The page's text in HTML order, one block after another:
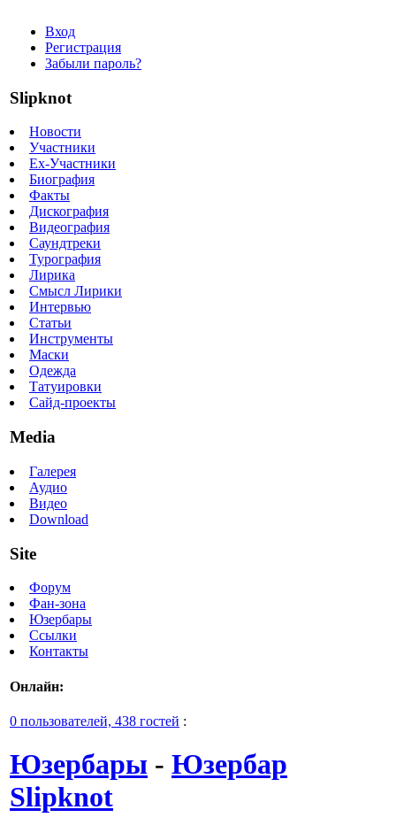
Вход
Регистрация
Забыли пароль?
Slipknot
Новости
Участники
Ex-Участники
Биография
Факты
Дискография
Видеография
Саундтреки
Турография
Лирика
Смысл Лирики
Интервью
Статьи
Инструменты
Маски
Одежда
Татуировки
Сайд-проекты
Media
Галерея
Аудио
Видео
Download
Site
Форум
Фан-зона
Юзербары
Ссылки
Контакты
Онлайн:
0 пользователей, 438 гостей :
Юзербары - Юзербар
Slipknot